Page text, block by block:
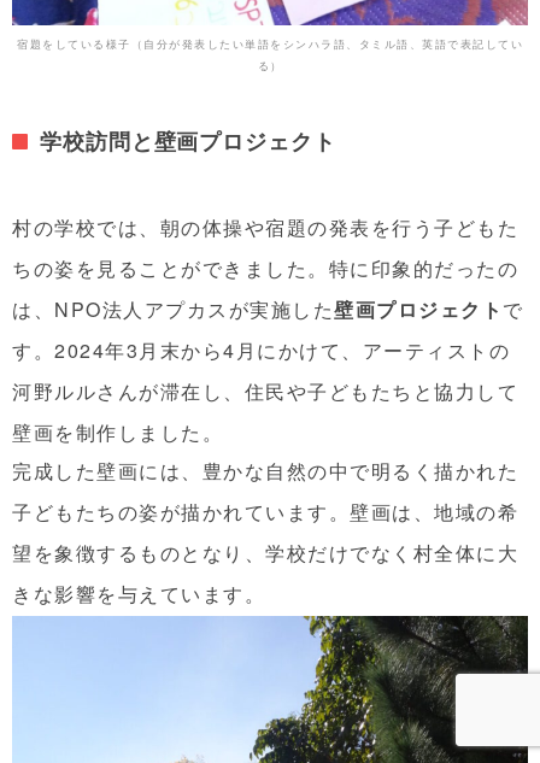
宿題をしている様子（自分が発表したい単語をシンハラ語、タミル語、英語で表記してい
る）
学校訪問と壁画プロジェクト
村の学校では、朝の体操や宿題の発表を行う子どもた
ちの姿を見ることができました。特に印象的だったの
は、 NPO法人アプカスが実施した壁画プロジェクト で
す。 2024年3月末から4月にかけて、アーティストの
河野ルルさんが滞在し、住民や子どもたちと協力して
壁画を制作しました。
完成した壁画には、豊かな自然の中で明るく描かれた
子どもたちの姿が描かれています。壁画は、地域の希
望を象徴するものとなり、学校だけでなく村全体に大
きな影響を与えています。